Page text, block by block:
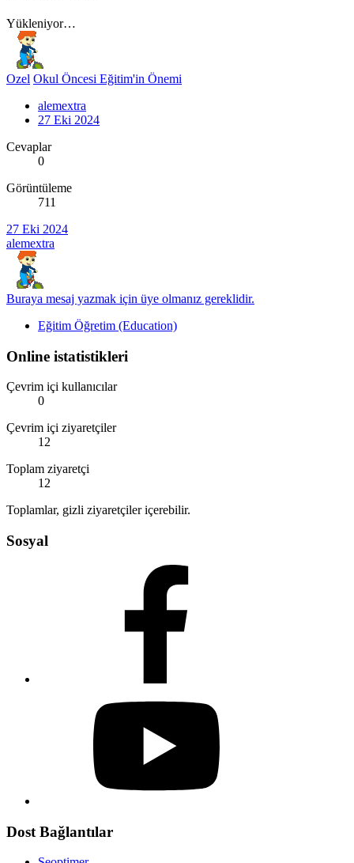
Yükleniyor…
Ozel Okul Öncesi Eğitim'in Önemi
alemextra
27 Eki 2024
Cevaplar
0
Görüntüleme
711
27 Eki 2024
alemextra
Buraya mesaj yazmak için üye olmanız gereklidir.
Eğitim Öğretim (Education)
Online istatistikleri
Çevrim içi kullanıcılar
0
Çevrim içi ziyaretçiler
12
Toplam ziyaretçi
12
Toplamlar, gizli ziyaretçiler içerebilir.
Sosyal
Dost Bağlantılar